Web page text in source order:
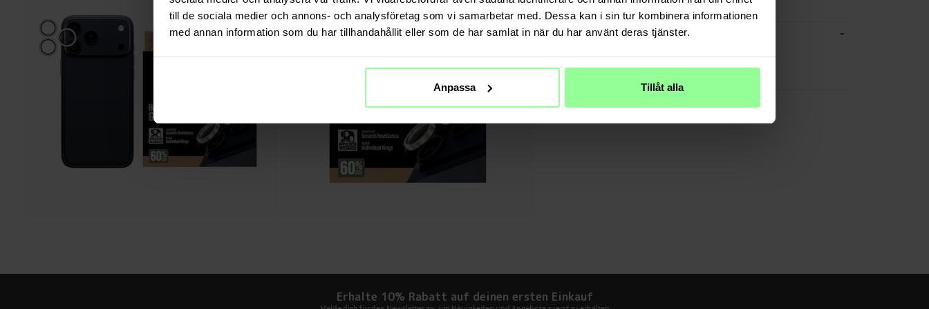
till de sociala medier och annons- och analysföretag som vi samarbetar med. Dessa kan i sin tur kombinera informationen
med annan information som du har tillhandahållit eller som de har samlat in när du har använt deras tjänster.
Anpassa Tillåt alla
Produktart: ... Weiterlesen
TECHNISCHE DATEN -
Farbe
Silber
Erhalte 10% Rabatt auf deinen ersten Einkauf